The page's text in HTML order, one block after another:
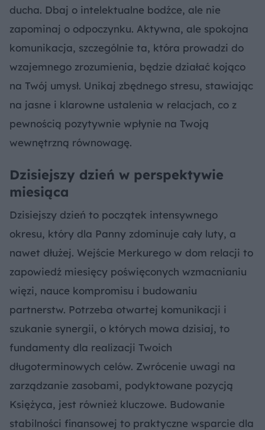
ducha. Dbaj o intelektualne bodźce, ale nie
zapominaj o odpoczynku. Aktywna, ale spokojna
komunikacja, szczególnie ta, która prowadzi do
wzajemnego zrozumienia, będzie działać kojąco
na Twój umysł. Unikaj zbędnego stresu, stawiając
na jasne i klarowne ustalenia w relacjach, co z
pewnością pozytywnie wpłynie na Twoją
wewnętrzną równowagę.
Dzisiejszy dzień w perspektywie
miesiąca
Dzisiejszy dzień to początek intensywnego
okresu, który dla Panny zdominuje cały luty, a
nawet dłużej. Wejście Merkurego w dom relacji to
zapowiedź miesięcy poświęconych wzmacnianiu
więzi, nauce kompromisu i budowaniu
partnerstw. Potrzeba otwartej komunikacji i
szukanie synergii, o których mowa dzisiaj, to
fundamenty dla realizacji Twoich
długoterminowych celów. Zwrócenie uwagi na
zarządzanie zasobami, podyktowane pozycją
Księżyca, jest również kluczowe. Budowanie
stabilności finansowej to praktyczne wsparcie dla